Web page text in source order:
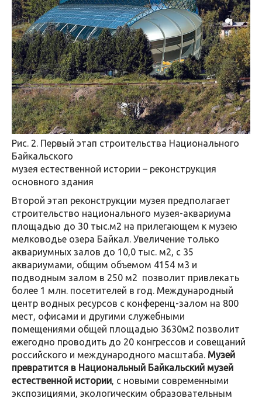
Рис. 2. Первый этап строительства Национального
Байкальского
музея естественной истории – реконструкция
основного здания
Второй этап реконструкции музея предполагает
строительство национального музея-аквариума
площадью до 30 тыс.м2 на прилегающем к музею
мелководье озера Байкал. Увеличение только
аквариумных залов до 10,0 тыс. м2, с 35
аквариумами, общим объемом 4154 м3 и
подводным залом в 250 м2 позволит привлекать
более 1 млн. посетителей в год. Международный
центр водных ресурсов с конференц-залом на 800
мест, офисами и другими служебными
помещениями общей площадью 3630м2 позволит
ежегодно проводить до 20 конгрессов и совещаний
российского и международного масштаба. Музей
превратится в Национальный Байкальский музей
естественной истории, с новыми современными
экспозициями, экологическим образовательным